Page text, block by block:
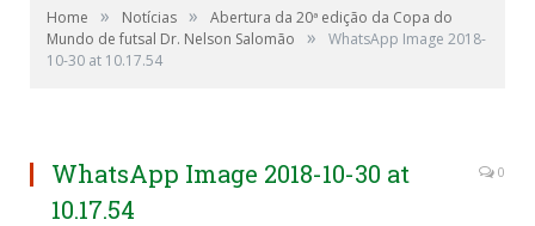
Home » Notícias »
Abertura da 20ª edição da Copa do
Mundo de futsal Dr. Nelson Salomão
»
WhatsApp Image 2018-
10-30 at 10.17.54
WhatsApp Image 2018-10-30 at
10.17.54
0